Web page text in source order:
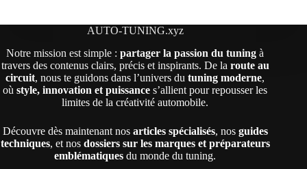
AUTO-TUNING.xyz
Notre mission est simple :partager la passion du tuning à
travers des contenus clairs, précis et inspirants. De la route au
circuit, nous te guidons dans l’univers dutuning moderne,
oùstyle, innovation et puissance s’allient pour repousser les
limites de la créativité automobile.
Découvre dès maintenant nos articles spécialisés, nos guides
techniques, et nos dossiers sur les marques et préparateurs
emblématiques du monde du tuning.